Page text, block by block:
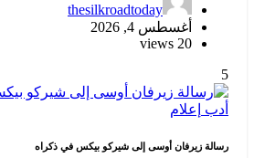
thesilkroadtoday
أغسطس 4, 2026
20 views
5
أدب إعلام
رسالة زيرفان أوسى إلى شيركو بيكس في ذكراه